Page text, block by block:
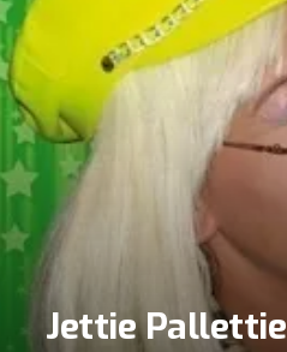
Jettie Pallettie